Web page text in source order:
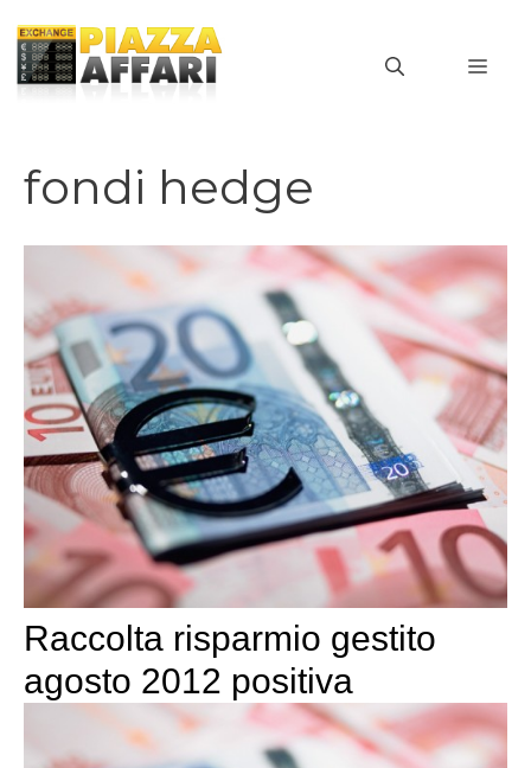
contenuto
fondi hedge
Raccolta risparmio gestito
agosto 2012 positiva